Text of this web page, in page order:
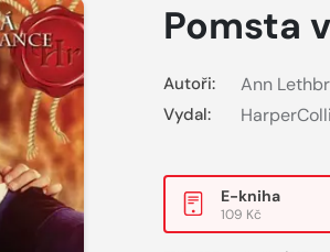
Pomsta
Autoři: Ann
Vydal:
E-kniha
109 Kč